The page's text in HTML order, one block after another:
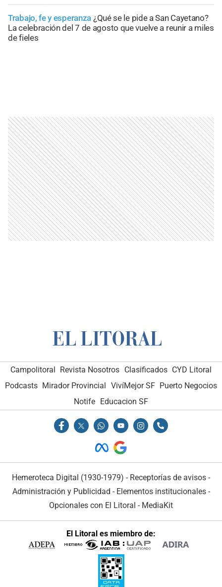
Trabajo, fe y esperanza ¿Qué se le pide a San Cayetano?
La celebración del 7 de agosto que vuelve a reunir a miles
de fieles
Campolitoral Revista Nosotros Clasificados CYD Litoral
Podcasts Mirador Provincial VivíMejor SF Puerto Negocios
Notife Educacion SF
Hemeroteca Digital (1930-1979) - Receptorías de avisos -
Administración y Publicidad - Elementos institucionales-
Opcionales con El Litoral - MediaKit
El Litoral es miembro de: